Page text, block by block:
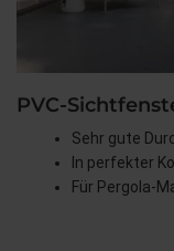
PVC-
Sehr gute
In perfekter
Für Pergola-